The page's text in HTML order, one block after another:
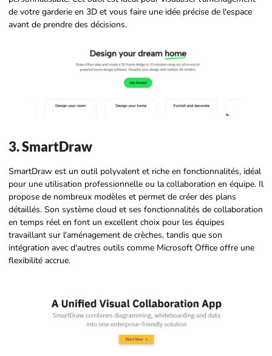
de votre garderie en 3D et vous faire une idée précise de l'espace
avant de prendre des décisions.
3. SmartDraw
SmartDraw est un outil polyvalent et riche en fonctionnalités, idéal
pour une utilisation professionnelle ou la collaboration en équipe. Il
propose de nombreux modèles et permet de créer des plans
détaillés. Son système cloud et ses fonctionnalités de collaboration
en temps réel en font un excellent choix pour les équipes
travaillant sur l'aménagement de crèches, tandis que son
intégration avec d'autres outils comme Microsoft Office offre une
flexibilité accrue.